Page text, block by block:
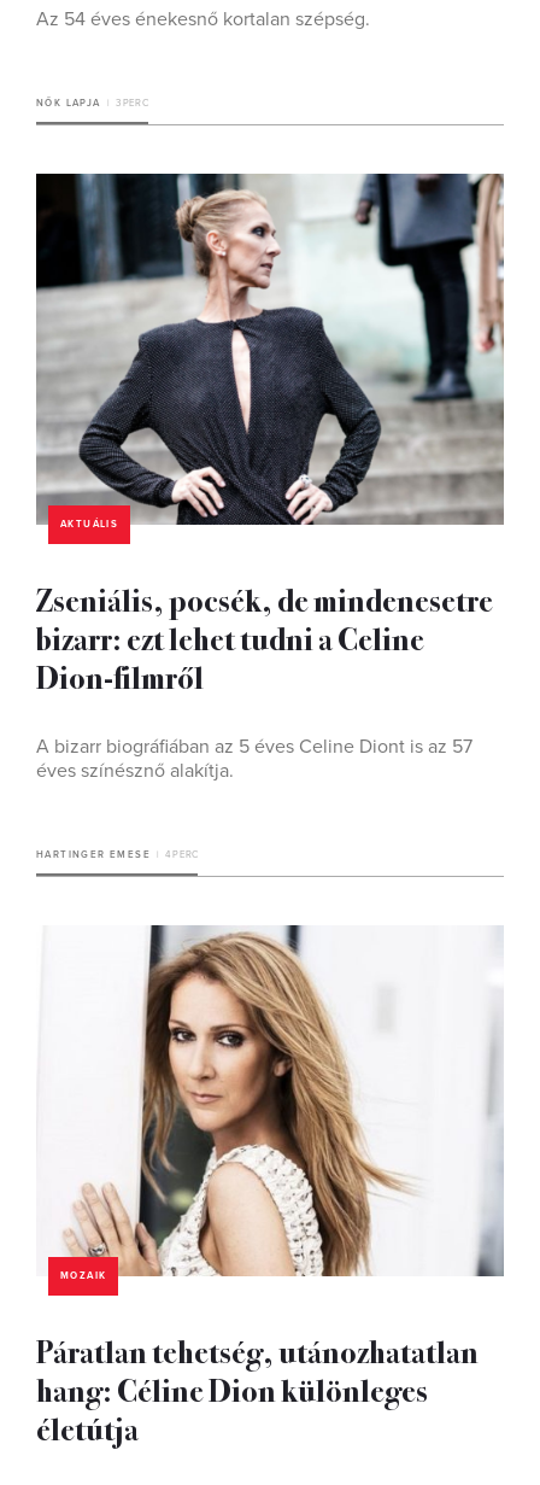
Az 54 éves énekesnő kortalan szépség.
NŐK LAPJA 3 PERC
AKTUÁLIS
Zseniális, pocsék, de mindenesetre
bizarr: ezt lehet tudni a Celine
Dion-filmről
A bizarr biográfiában az 5 éves Celine Diont is az 57
éves színésznő alakítja.
HARTINGER EMESE 4 PERC
MOZAIK
Páratlan tehetség, utánozhatatlan
hang: Céline Dion különleges
életútja